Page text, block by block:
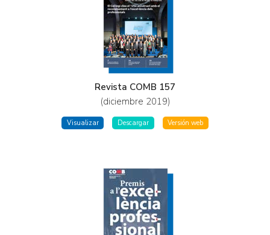
Revista COMB 157
(diciembre 2019)
Visualizar Descargar Versión web